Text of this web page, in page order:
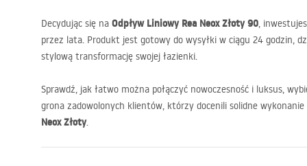
Decydując się na Odpływ Liniowy Rea Neox Złoty 90,
przez lata. Produkt jest gotowy do wysyłki w ciągu 24 godzin,
stylową transformację swojej łazienki.
Sprawdź, jak łatwo można połączyć nowoczesność i luksus,
grona zadowolonych klientów, którzy docenili solidne
Neox Złoty.